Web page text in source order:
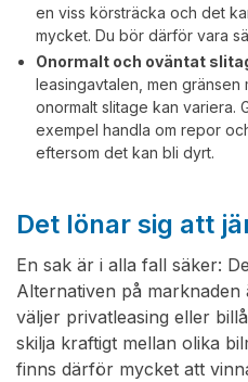
en viss körsträcka och det
mycket. Du bör därför vara
Onormalt och oväntat
leasingavtalen, men gränsen
onormalt slitage kan variera.
exempel handla om repor
eftersom det kan bli dyrt.
Det lönar sig att
En sak är i alla fall säker:
Alternativen på
väljer privatleasing eller
skilja kraftigt mellan olika
finns därför mycket att